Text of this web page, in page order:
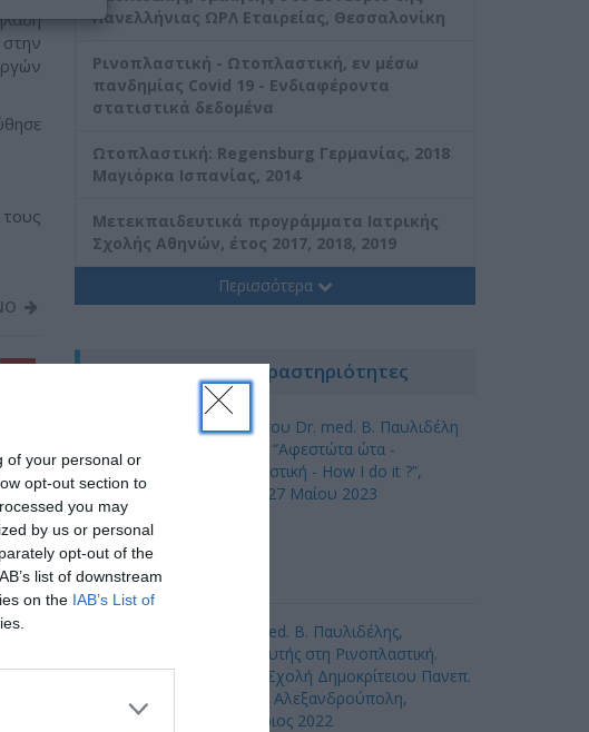
of your personal or
opt-out section to
you may
by us or personal
opt-out of the
list of downstream
on the IAB’s List of
στην
Πανελλήνιας ΩΡΛ Εταιρείας, Θεσσαλονίκη
Ρινοπλαστική - Ωτοπλαστική, εν μέσω
πανδημίας Covid 19 - Eνδιαφέροντα
στατιστικά δεδομένα
Ωτοπλαστική: Regensburg Γερμανίας, 2018
Μαγιόρκα Ισπανίας, 2014
Mετεκπαιδευτικά προγράμματα Ιατρικής
Σχολής Αθηνών, έτος 2017, 2018, 2019
Περισσότερα
Νέα & Ειδήσεις - Δραστηριότητες
Ομιλία του Dr. med. B. Παυλιδέλη
με θέμα “Αφεστώτα ώτα -
Ωτοπλαστική - How I do it ?”,
Αθήνα, 27 Mαίου 2023
Ο Dr. med. Β. Παυλιδέλης,
εκπαιδευτής στη Ρινοπλαστική.
Ιατρική Σχολή Δημοκρίτειου Πανεπ.
Θράκης, Αλεξανδρούπολη,
Ιανουάριος 2022